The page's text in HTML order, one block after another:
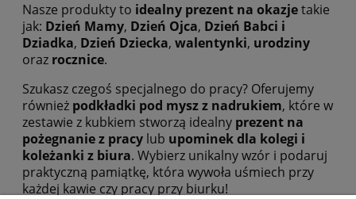
Nasze produkty to idealny prezent na okazjetakie
jak: Dzień Mamy, Dzień Ojca, Dzień Babci i
Dziadka, Dzień Dziecka, walentynki, urodziny
oraz rocznice.
Szukasz czegoś specjalnego do pracy? Oferujemy
również podkładki pod mysz z nadrukiem, które w
zestawie z kubkiem stworzą idealny prezent na
pożegnanie z pracy lub upominek dla kolegi i
koleżanki z biura. Wybierz unikalny wzór i podaruj
praktyczną pamiątkę, która wywoła uśmiech przy
każdej kawie czy pracy przy biurku!